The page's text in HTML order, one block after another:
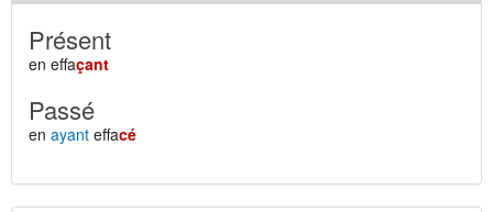
Présent
en effaçant
Passé
en ayant effacé